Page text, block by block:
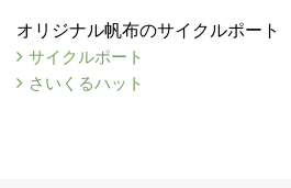
オリジナル帆布のサイクルポート
サイクルポート
さいくるハット